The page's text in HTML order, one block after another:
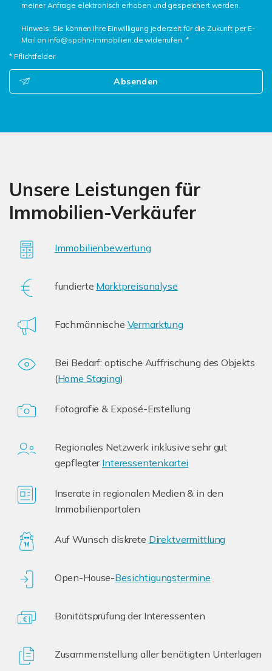
meiner Anfrage elektronisch erhoben und gespeichert werden.
Hinweis: Sie können Ihre Einwilligung jederzeit für die Zukunft per E-
Mail an info@spohn-immobilien.de widerrufen. *
* Pflichtfelder
Absenden
Unsere Leistungen für
Immobilien-Verkäufer
Immobilienbewertung
fundierte Marktpreisanalyse
Fachmännische Vermarktung
Bei Bedarf: optische Auffrischung des Objekts
(Home Staging)
Fotografie & Exposé-Erstellung
Regionales Netzwerk inklusive sehr gut
gepflegter Interessentenkartei
Inserate in regionalen Medien & in den
Immobilienportalen
Auf Wunsch diskrete Direktvermittlung
Open-House-Besichtigungstermine
Bonitätsprüfung der Interessenten
Zusammenstellung aller benötigten Unterlagen